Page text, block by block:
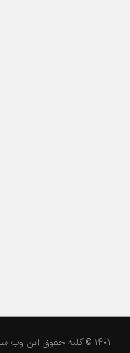
۱۴۰۱ © کلیه حقوق این وب سایت متعلق به شرکت مسبار قلم (سهامی خاص) است.